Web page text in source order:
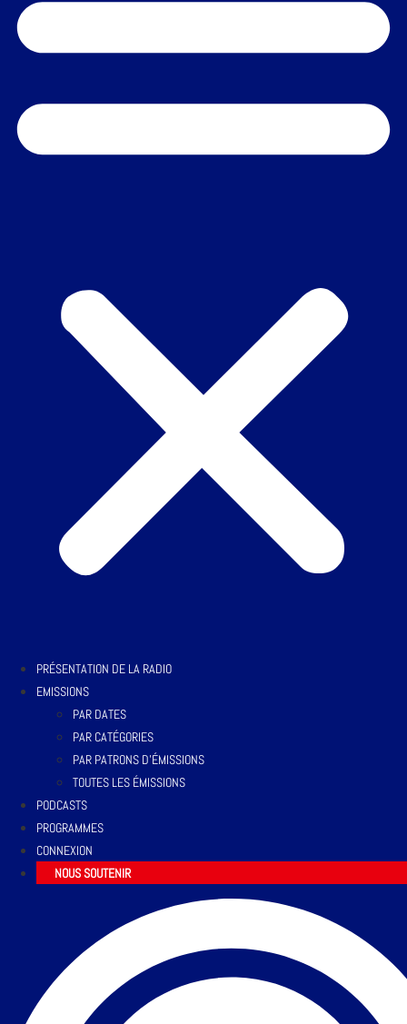
PRÉSENTATION DE LA RADIO
EMISSIONS
PAR DATES
PAR CATÉGORIES
PAR PATRONS D’ÉMISSIONS
TOUTES LES ÉMISSIONS
PODCASTS
PROGRAMMES
CONNEXION
NOUS SOUTENIR